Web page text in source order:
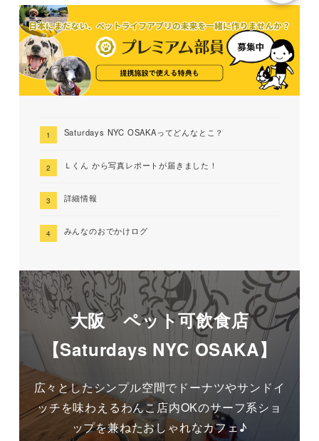
Saturdays NYC OSAKAってどんなとこ？
Ｌくん から写真レポートが届きました！
詳細情報
みんなのおでかけログ
大阪 ペット可飲食店
【Saturdays NYC OSAKA】
広々としたシンプル空間でドーナツやサンドイ
ッチを味わえるわんこ店内OKのサーフ系ショ
ップを兼ねたおしゃれなカフェ♪